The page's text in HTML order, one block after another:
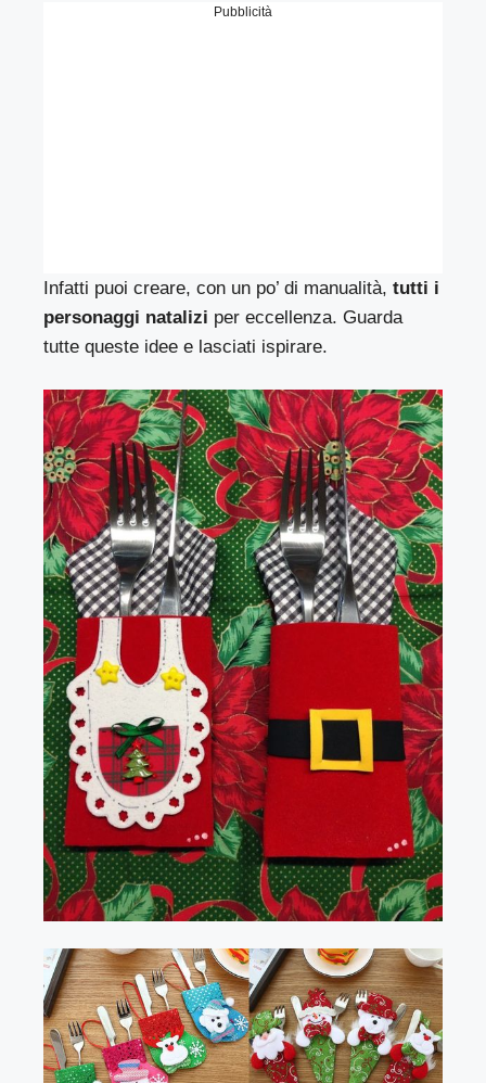
Pubblicità
Infatti puoi creare, con un po’ di manualità, tutti i
personaggi natalizi per eccellenza. Guarda
tutte queste idee e lasciati ispirare.